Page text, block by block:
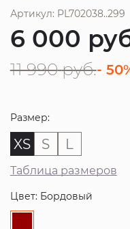
Артикул: PL702038..299
6 000
11 990 руб.-
Размер:
XS S L
Таблица размеров
Цвет: Бордовый